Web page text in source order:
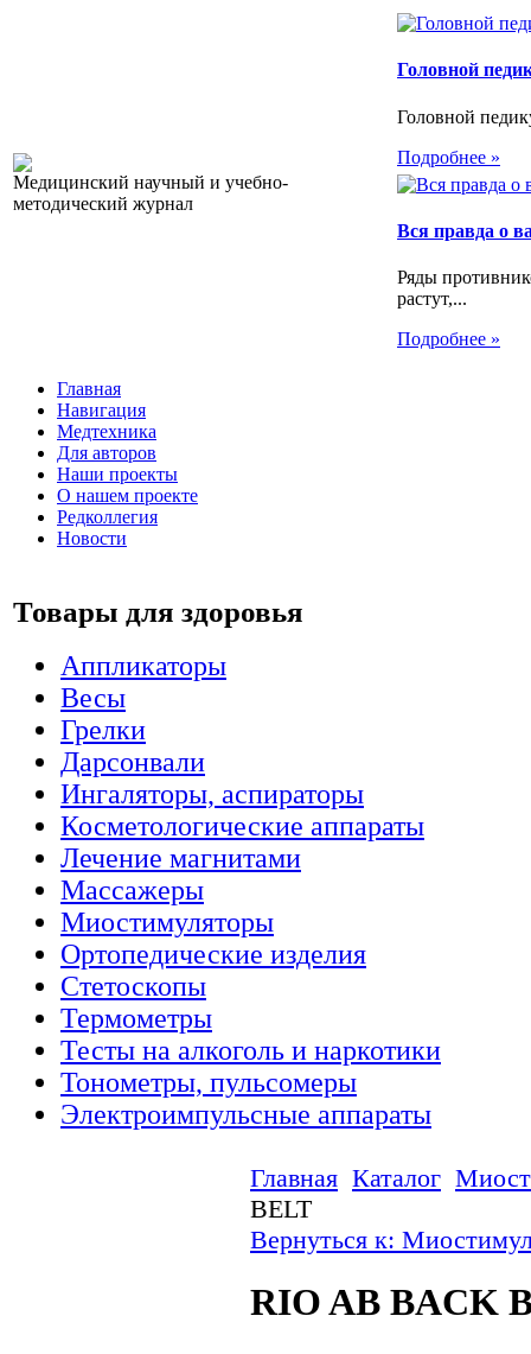
Медицинский научный и учебно-
методический журнал
Головной
Головной
Подробнее »
Вся правда о
Ряды
растут,...
Подробнее »
Главная
Навигация
Медтехника
Для авторов
Наши проекты
О нашем проекте
Редколлегия
Новости
Товары для здоровья
Аппликаторы
Весы
Грелки
Дарсонвали
Ингаляторы, аспираторы
Косметологические аппараты
Лечение магнитами
Массажеры
Миостимуляторы
Ортопедические изделия
Стетоскопы
Термометры
Тесты на алкоголь и наркотики
Тонометры, пульсомеры
Электроимпульсные аппараты
Главная Каталог
BELT
Вернуться к:
RIO AB BACK